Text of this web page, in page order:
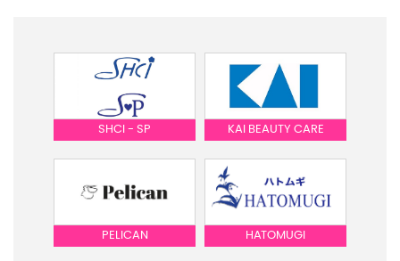
SHCI - SP KAI BEAUTY CARE
PELICAN HATOMUGI